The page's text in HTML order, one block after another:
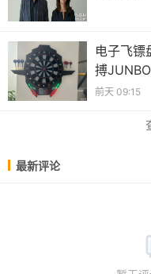
电子飞镖
搏
前天 09:15
最新评论